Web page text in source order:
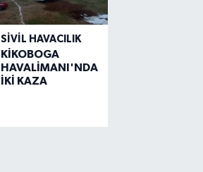
SIVIL HAVACILIK
KİKOBOGA
HAVALİMANI'NDA
İKİ KAZA